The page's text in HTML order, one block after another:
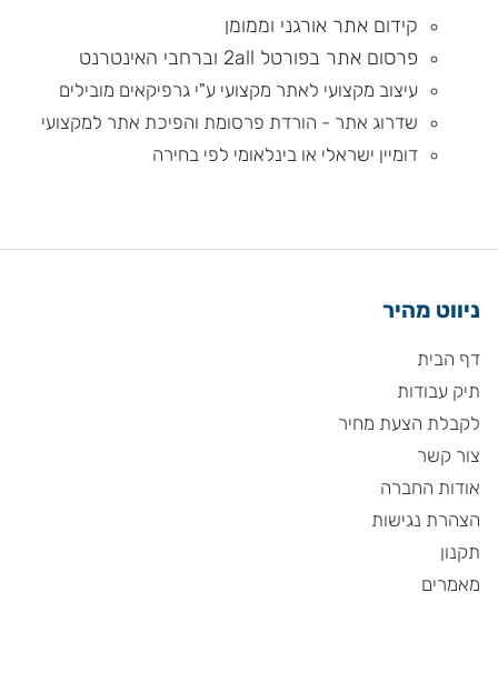
קידום אתר אורגני וממומן
פרסום אתר בפורטל 2all וברחבי האינטרנט
עיצוב מקצועי לאתר מקצועי ע"י גרפיקאים מובילים
שדרוג אתר - הורדת פרסומת והפיכת אתר למקצועי
דומיין ישראלי או בינלאומי לפי בחירה
ניווט מהיר
דף הבית
תיק עבודות
לקבלת הצעת מחיר
צור קשר
אודות החברה
הצהרת נגישות
תקנון
מאמרים